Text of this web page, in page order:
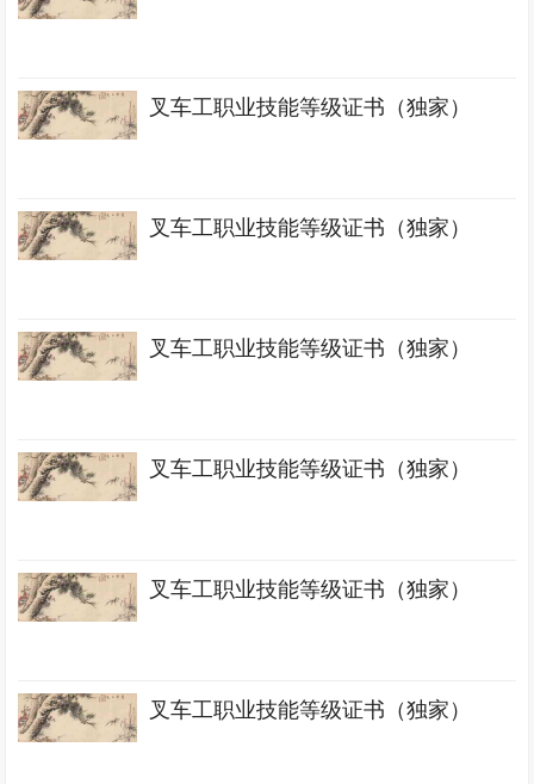
叉车工职业技能等级证书（独家）
叉车工职业技能等级证书（独家）
叉车工职业技能等级证书（独家）
叉车工职业技能等级证书（独家）
叉车工职业技能等级证书（独家）
叉车工职业技能等级证书（独家）